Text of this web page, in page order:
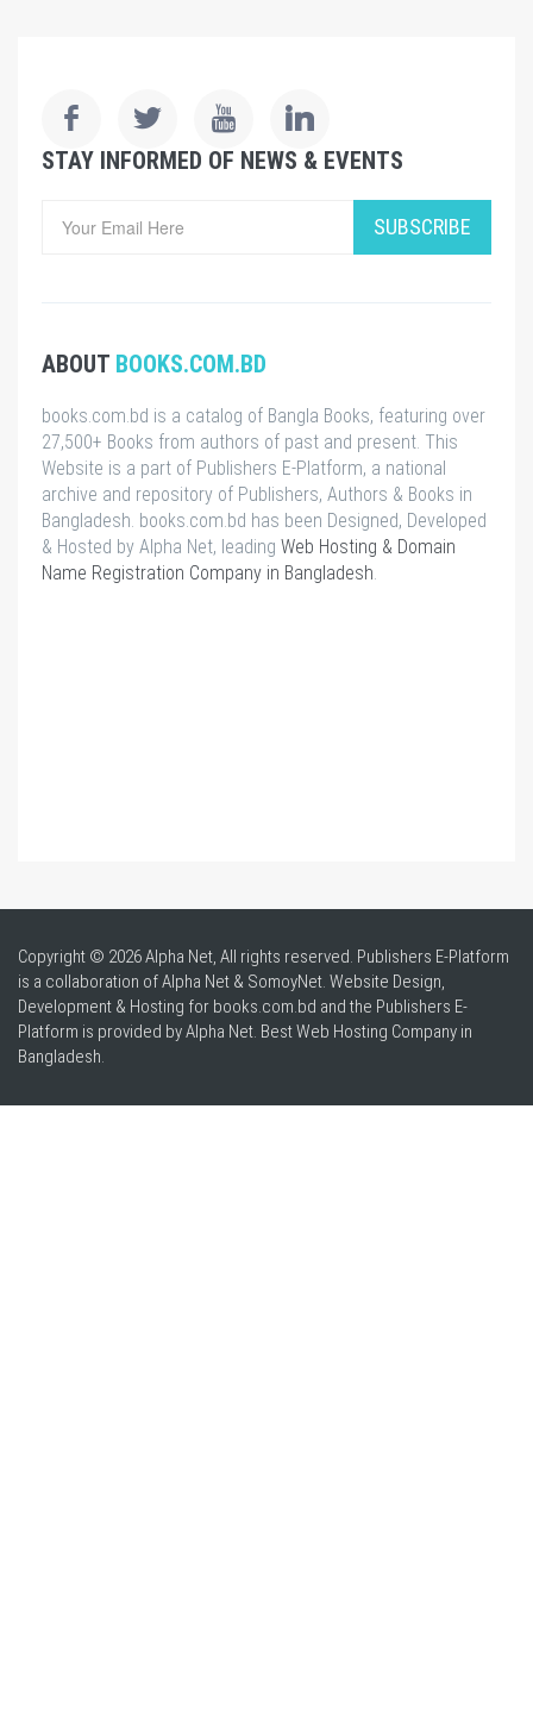
STAY INFORMED OF NEWS & EVENTS
SUBSCRIBE
ABOUT BOOKS.COM.BD
books.com.bd is a catalog of Bangla Books, featuring over
27,500+ Books from authors of past and present. This
Website is a part of Publishers E-Platform, a national
archive and repository of Publishers, Authors & Books in
Bangladesh. books.com.bd has been Designed, Developed
& Hosted by Alpha Net, leading Web Hosting & Domain
Name Registration Company in Bangladesh
Copyright © 2026 Alpha Net, All rights reserved. Publishers E-Platform
is a collaboration of Alpha Net & SomoyNet. Website Design,
Development & Hosting for books.com.bd and the Publishers E-
Platform is provided by Alpha Net. BestWeb Hosting Company in
Bangladesh.